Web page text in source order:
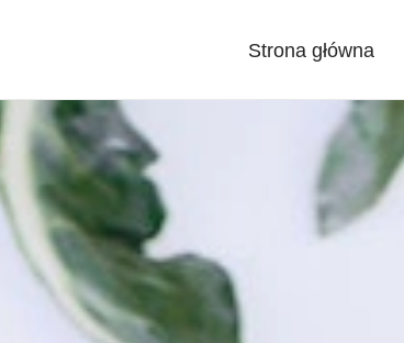
Strona główna